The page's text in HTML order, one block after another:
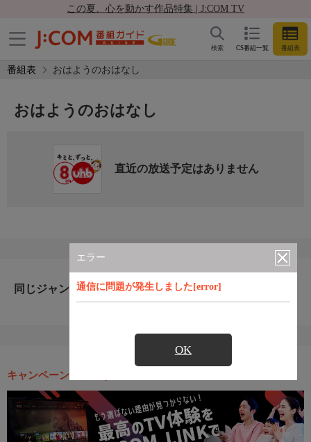
この夏、心を動かす作品特集 | J:COM TV
CS番組一覧 番組表
検索
番組表 おはようのおはなし
エラー
通信に問題が発生しました[error]
OK
おはようのおはなし
直近の放送予定はありません
同じジャンルのおすすめ番組
キャンペーン・お得な情報